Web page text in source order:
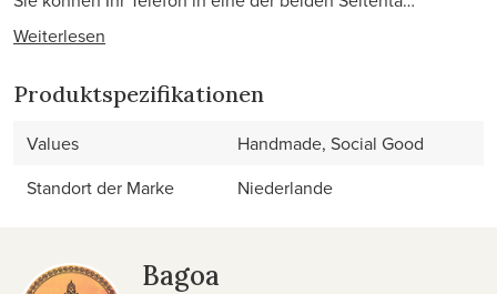
Weiterlesen
Produktspezifikationen
Values
Handmade, Social Good
Standort der Marke
Niederlande
Bagoa